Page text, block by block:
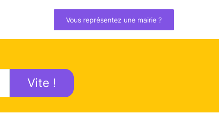
Vous représentez une mairie ?
Vite !